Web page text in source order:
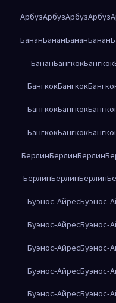
АрбузАрбузАрбузАрбуз
БананБананБананБанан
БананБангкокБангкок
БангкокБангкок
БангкокБангкок
БангкокБангкок
БерлинБерлинБерлин
БерлинБерлинБерлин
Буэнос-АйресБуэнос-
Буэнос-АйресБуэнос-
Буэнос-АйресБуэнос-
Буэнос-АйресБуэнос-
Буэнос-АйресБуэнос-